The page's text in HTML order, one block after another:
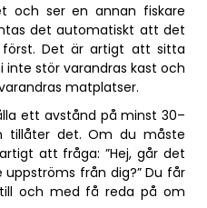
och ser en annan fiskare
det automatiskt att det
Det är artigt att sitta
stör varandras kast och
matplatser.
ett avstånd på minst 30–
tillåter det. Om du måste
att fråga: ”Hej, går det
från dig?” Du får
och med få reda på om